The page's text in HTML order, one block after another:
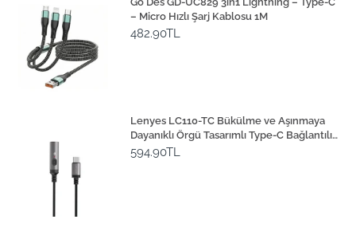
– Micro Hızlı Şarj Kablosu 1M
482.90TL
Lenyes LC110-TC Bükülme ve Aşınmaya
Dayanıklı Örgü Tasarımlı Type-C Bağlantılı
Çakmak Kablosu 30cm
594.90TL